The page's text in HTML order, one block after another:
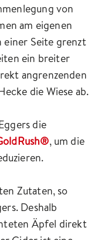
von
am eigenen
einer Seite grenzt
ein breiter
angrenzenden
die Wiese ab.
die
, um die
Zutaten, so
Deshalb
Äpfel direkt